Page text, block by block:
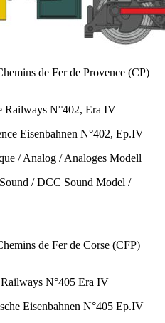
de Fer de Provence (CP)
Railways N°402, Era IV
Eisenbahnen N°402, Ep.IV
/ Analog / Analoges Modell
/ DCC Sound Model /
de Fer de Corse (CFP)
N°405 Era IV
Eisenbahnen N°405 Ep.IV